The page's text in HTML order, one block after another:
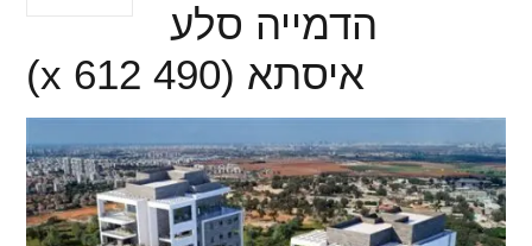
הדמייה סלע
איסתא (490 x 612)